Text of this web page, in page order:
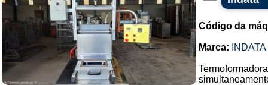
Código da
Marca: INDATA